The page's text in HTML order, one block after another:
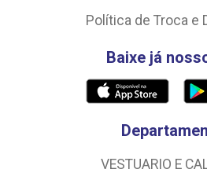
Política de Troca e
Baixe já
VESTUARIO E